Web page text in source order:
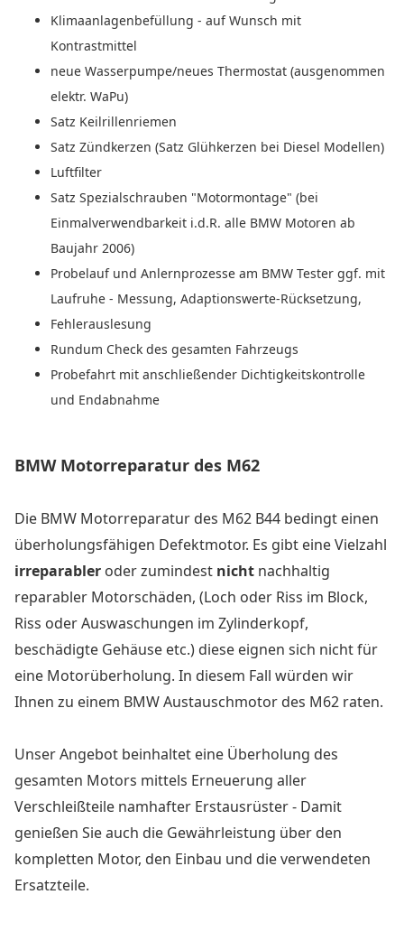
Klimaanlagenbefüllung - auf Wunsch mit
Kontrastmittel
neue Wasserpumpe/neues Thermostat (ausgenommen
elektr. WaPu)
Satz Keilrillenriemen
Satz Zündkerzen (Satz Glühkerzen bei Diesel Modellen)
Luftfilter
Satz Spezialschrauben "Motormontage" (bei
Einmalverwendbarkeit i.d.R. alle BMW Motoren ab
Baujahr 2006)
Probelauf und Anlernprozesse am BMW Tester ggf. mit
Laufruhe - Messung, Adaptionswerte-Rücksetzung,
Fehlerauslesung
Rundum Check des gesamten Fahrzeugs
Probefahrt mit anschließender Dichtigkeitskontrolle
und Endabnahme
BMW Motorreparatur des M62
Die BMW Motorreparatur des M62 B44 bedingt einen
überholungsfähigen Defektmotor. Es gibt eine Vielzahl
irreparabler oder zumindest nicht nachhaltig
reparabler Motorschäden, (Loch oder Riss im Block,
Riss oder Auswaschungen im Zylinderkopf,
beschädigte Gehäuse etc.) diese eignen sich nicht für
eine Motorüberholung. In diesem Fall würden wir
Ihnen zu einem BMW Austauschmotor des M62 raten.
Unser Angebot beinhaltet eine Überholung des
gesamten Motors mittels Erneuerung aller
Verschleißteile namhafter Erstausrüster - Damit
genießen Sie auch die Gewährleistung über den
kompletten Motor, den Einbau und die verwendeten
Ersatzteile.